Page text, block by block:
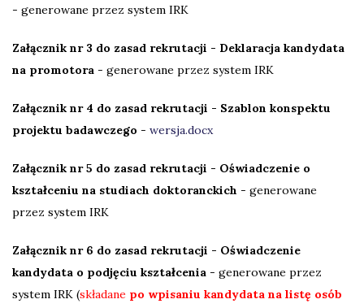
- generowane przez system IRK
Załącznik nr 3 do zasad rekrutacji - Deklaracja kandydata
na promotora - generowane przez system IRK
Załącznik nr 4 do zasad rekrutacji - Szablon konspektu
projektu badawczego - wersja.docx
Załącznik nr 5 do zasad rekrutacji - Oświadczenie o
kształceniu na studiach doktoranckich - generowane
przez system IRK
Załącznik nr 6 do zasad rekrutacji - Oświadczenie
kandydata o podjęciu kształcenia - generowane przez
system IRK (składane po wpisaniu kandydata na listę osób